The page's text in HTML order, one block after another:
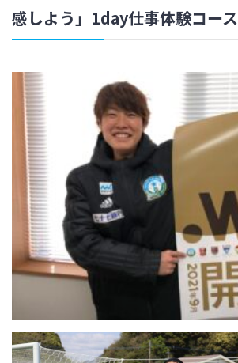
感しよう」1day仕事体験コース